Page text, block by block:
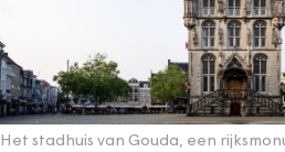
Het stadhuis van Gouda, een